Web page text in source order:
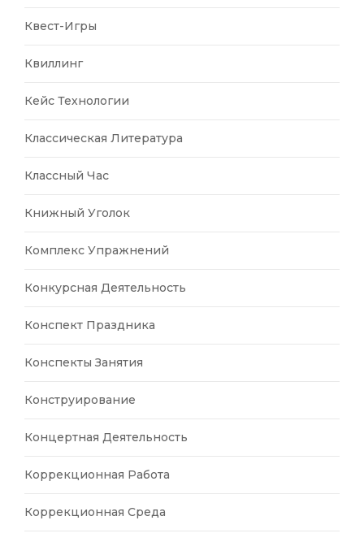
Квест-Игры
Квиллинг
Кейс Технологии
Классическая Литература
Классный Час
Книжный Уголок
Комплекс Упражнений
Конкурсная Деятельность
Конспект Праздника
Конспекты Занятия
Конструирование
Концертная Деятельность
Коррекционная Работа
Коррекционная Среда